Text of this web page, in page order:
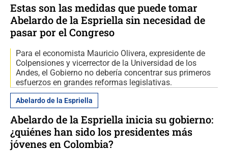
Estas son las medidas que puede tomar
Abelardo de la Espriella sin necesidad de
pasar por el Congreso
Para el economista Mauricio Olivera, expresidente de
Colpensiones y vicerrector de la Universidad de los
Andes, el Gobierno no debería concentrar sus primeros
esfuerzos en grandes reformas legislativas.
Abelardo de la Espriella
Abelardo de la Espriella inicia su gobierno:
¿quiénes han sido los presidentes más
jóvenes en Colombia?